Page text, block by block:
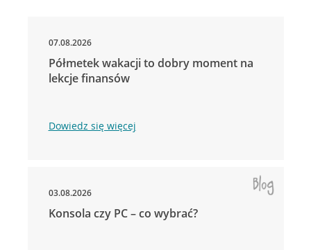
07.08.2026
Półmetek wakacji to dobry moment na
lekcje finansów
Dowiedz się więcej
03.08.2026
Konsola czy PC – co wybrać?